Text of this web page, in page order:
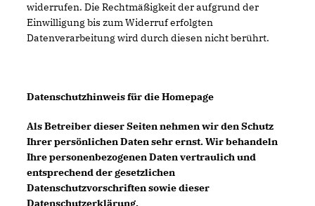
widerrufen. Die Rechtmäßigkeit der aufgrund der
Einwilligung bis zum Widerruf erfolgten
Datenverarbeitung wird durch diesen nicht berührt.
Datenschutzhinweis für die Homepage
Als Betreiber dieser Seiten nehmen wir den Schutz
Ihrer persönlichen Daten sehr ernst. Wir behandeln
Ihre personenbezogenen Daten vertraulich und
entsprechend der gesetzlichen
Datenschutzvorschriften sowie dieser
Datenschutzerklärung.